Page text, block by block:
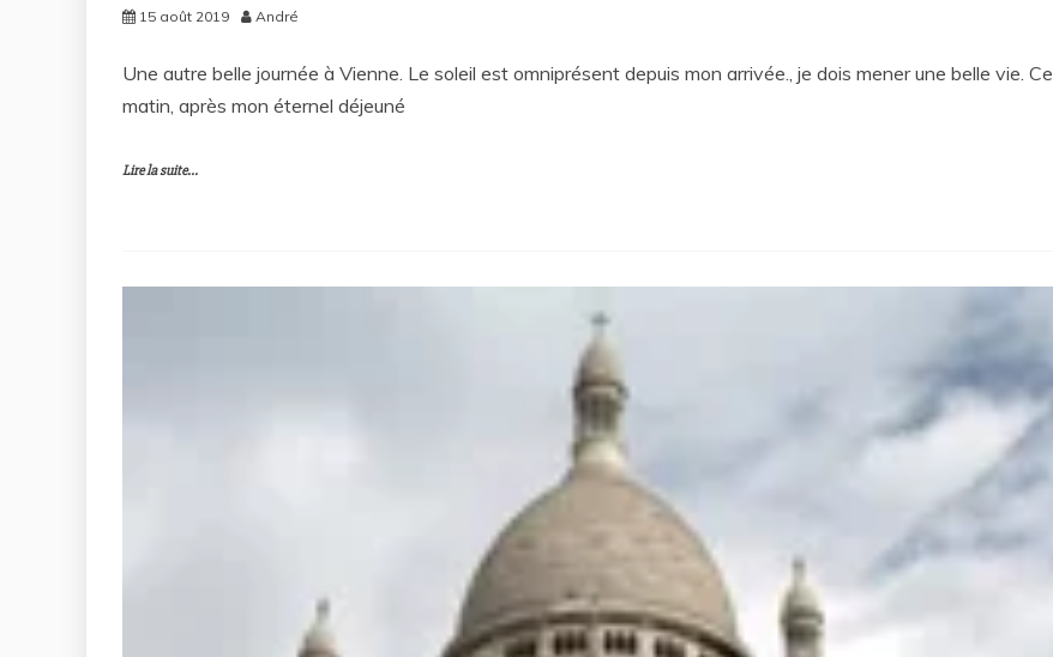
15 août 2019 André
Une autre belle journée à Vienne. Le soleil est omniprésent depuis mon arrivée., je dois mener une belle vie. Ce
matin, après mon éternel déjeuné
Lire la suite...